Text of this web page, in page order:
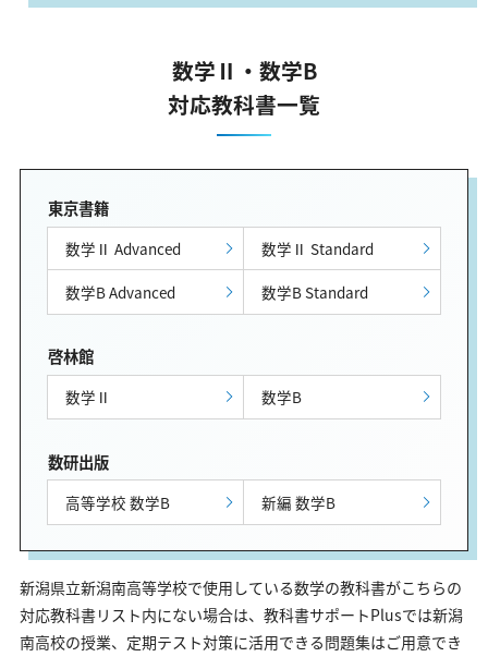
数学Ⅱ・数学B
対応教科書一覧
東京書籍
数学Ⅱ Advanced
数学Ⅱ Standard
数学B Advanced
数学B Standard
啓林館
数学Ⅱ 数学B
数研出版
高等学校 数学B 新編 数学B
新潟県立新潟南高等学校で使用している数学の教科書がこちらの
対応教科書リスト内にない場合は、教科書サポートPlusでは新潟
南高校の授業、定期テスト対策に活用できる問題集はご用意でき